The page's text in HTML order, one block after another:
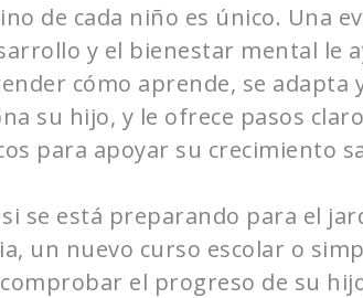
de cada niño es único. Una
y el bienestar mental le
cómo aprende, se adapta
su hijo, y le ofrece pasos
para apoyar su crecimiento
se está preparando para el
un nuevo curso escolar o
el progreso de su